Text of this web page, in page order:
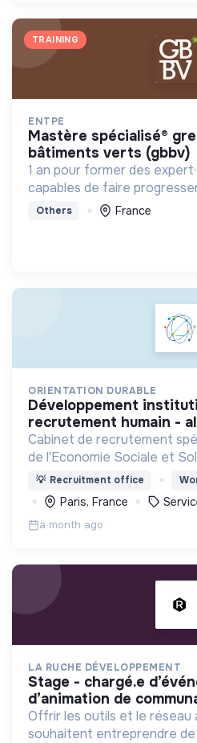
TRAINING
ENTPE
mastère spécialisé® green buildings-
bâtiments verts (gbbv)
1 an pour former des
capables de faire
globale des constructions
Others France
ORIENTATION DURABLE
développement institutionnel et
recrutement humain -
Cabinet de recrutement
de l'Economie Sociale et
général
💡 Recruitment office
Paris, France
a month ago
LA RUCHE DÉVELOPPEMENT
stage - chargé.e d’événementiel et
d’animation de
Offrir les outils et le réseau
souhaitent entreprendre de